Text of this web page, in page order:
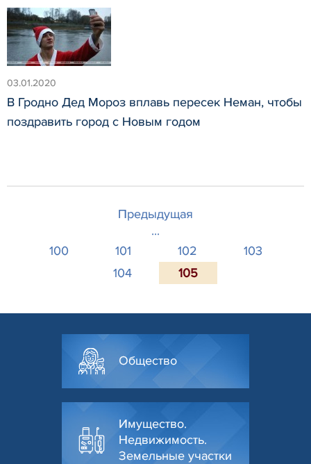
03.01.2020
В Гродно Дед Мороз вплавь пересек Неман, чтобы
поздравить город с Новым годом
Предыдущая
...
100
101 102
103
104
105
Общество
Имущество.
Недвижимость.
Земельные участки